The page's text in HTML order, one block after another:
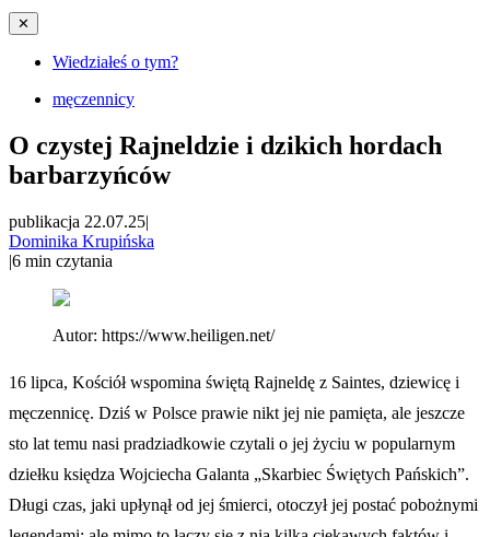
✕
Wiedziałeś o tym?
męczennicy
O czystej Rajneldzie i dzikich hordach
barbarzyńców
publikacja 22.07.25|
Dominika Krupińska
|6 min czytania
Autor: https://www.heiligen.net/
16 lipca, Kościół wspomina świętą Rajneldę z Saintes, dziewicę i
męczennicę. Dziś w Polsce prawie nikt jej nie pamięta, ale jeszcze
sto lat temu nasi pradziadkowie czytali o jej życiu w popularnym
dziełku księdza Wojciecha Galanta „Skarbiec Świętych Pańskich”.
Długi czas, jaki upłynął od jej śmierci, otoczył jej postać pobożnymi